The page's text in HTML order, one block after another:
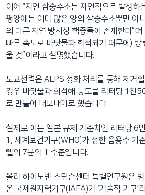
이어 “자연 삼중수소는 자연적으로 발생하
평양에는 이미 많은 양의 삼중수소뿐만 아
의 다른 자연 방사성 핵종들이 존재한다”며
빠른 속도로 바닷물과 희석되기 때문에) 방
울 것”이라고 설명했습니다.
도쿄전력은 ALPS 정화 처리를 통해 제거
경우 바닷물과 희석해 농도를 리터당 1천
로 만들어 내보내기로 했습니다.
실제로 이는 일본 규제 기준치인 리터당 6
1, 세계보건기구(WHO)가 정한 음용수 기
렐의 7분의 1 수준입니다.
올리 하이노넨 스팀슨센터 특별연구원은
온 국제원자력기구(IAEA)가 ‘기술적 기구’